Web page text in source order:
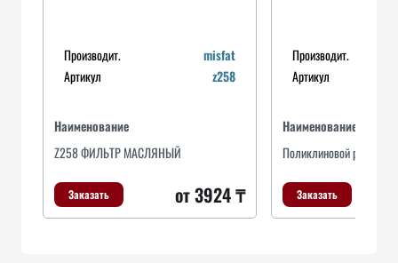
Производит.
misfat
Артикул
z258
Наименование
Z258 ФИЛЬТР МАСЛЯНЫЙ
Заказать от 3924 ₸
Производит.
Артикул
Наименование
Поликлиновой ремень
Заказать